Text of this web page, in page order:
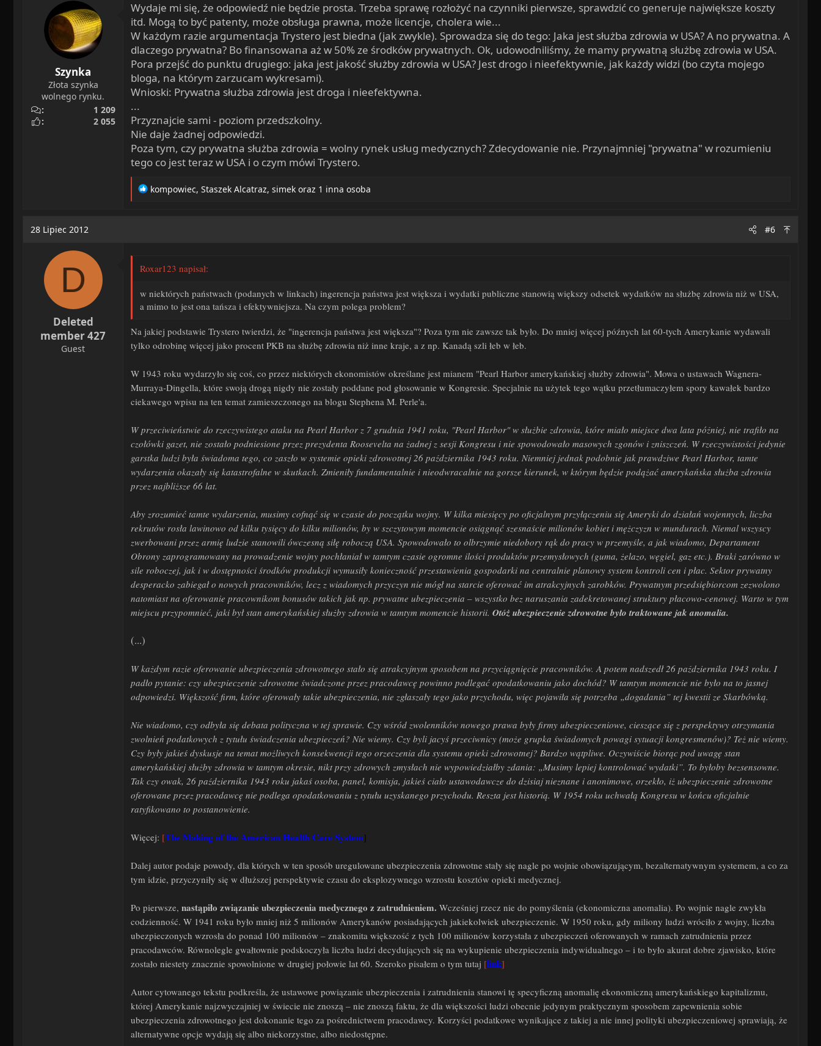
Szynka
Złota szynka
wolnego rynku.
1 209
2 055
Wydaje mi się, że odpowiedź nie będzie prosta. Trzeba sprawę rozłożyć na czynniki pierwsze, sprawdzić co generuje największe koszty
itd. Mogą to być patenty, może obsługa prawna, może licencje, cholera wie...
W każdym razie argumentacja Trystero jest biedna (jak zwykle). Sprowadza się do tego: Jaka jest służba zdrowia w USA? A no prywatna. A
dlaczego prywatna? Bo finansowana aż w 50% ze środków prywatnych. Ok, udowodniliśmy, że mamy prywatną służbę zdrowia w USA.
Pora przejść do punktu drugiego: jaka jest jakość służby zdrowia w USA? Jest drogo i nieefektywnie, jak każdy widzi (bo czyta mojego
bloga, na którym zarzucam wykresami).
Wnioski: Prywatna służba zdrowia jest droga i nieefektywna.
...
Przyznajcie sami - poziom przedszkolny.
Nie daje żadnej odpowiedzi.
Poza tym, czy prywatna służba zdrowia = wolny rynek usług medycznych? Zdecydowanie nie. Przynajmniej "prywatna" w rozumieniu
tego co jest teraz w USA i o czym mówi Trystero.
R
n
:
kompowiec, Staszek Alcatraz, simek oraz 1 inna osoba
28 Lipiec 2012 #6
D
Deleted
member 427
Guest
Roxar123 napisał:
w niektórych państwach (podanych w linkach) ingerencja państwa jest większa i wydatki publiczne stanowią większy odsetek wydatków na służbę zdrowia niż w USA,
a mimo to jest ona tańsza i efektywniejsza. Na czym polega problem?
Na jakiej podstawie Trystero twierdzi, że "ingerencja państwa jest większa"? Poza tym nie zawsze tak było. Do mniej więcej późnych lat 60-tych Amerykanie wydawali
tylko odrobinę więcej jako procent PKB na służbę zdrowia niż inne kraje, a z np. Kanadą szli łeb w łeb.
W 1943 roku wydarzyło się coś, co przez niektórych ekonomistów określane jest mianem "Pearl Harbor amerykańskiej służby zdrowia". Mowa o ustawach Wagnera-
Murraya-Dingella, które swoją drogą nigdy nie zostały poddane pod głosowanie w Kongresie. Specjalnie na użytek tego wątku przetłumaczyłem spory kawałek bardzo
ciekawego wpisu na ten temat zamieszczonego na blogu Stephena M. Perle'a.
W przeciwieństwie do rzeczywistego ataku na Pearl Harbor z 7 grudnia 1941 roku, "Pearl Harbor" w służbie zdrowia, które miało miejsce dwa lata później, nie trafiło na
czołówki gazet, nie zostało podniesione przez prezydenta Roosevelta na żadnej z sesji Kongresu i nie spowodowało masowych zgonów i zniszczeń. W rzeczywistości jedynie
garstka ludzi była świadoma tego, co zaszło w systemie opieki zdrowotnej 26 października 1943 roku. Niemniej jednak podobnie jak prawdziwe Pearl Harbor, tamte
wydarzenia okazały się katastrofalne w skutkach. Zmieniły fundamentalnie i nieodwracalnie na gorsze kierunek, w którym będzie podążać amerykańska służba zdrowia
przez najbliższe 66 lat.
Aby zrozumieć tamte wydarzenia, musimy cofnąć się w czasie do początku wojny. W kilka miesięcy po oficjalnym przyłączeniu się Ameryki do działań wojennych, liczba
rekrutów rosła lawinowo od kilku tysięcy do kilku milionów, by w szczytowym momencie osiągnąć szesnaście milionów kobiet i mężczyzn w mundurach. Niemal wszyscy
zwerbowani przez armię ludzie stanowili ówczesną siłę roboczą USA. Spowodowało to olbrzymie niedobory rąk do pracy w przemyśle, a jak wiadomo, Departament
Obrony zaprogramowany na prowadzenie wojny pochłaniał w tamtym czasie ogromne ilości produktów przemysłowych (guma, żelazo, węgiel, gaz etc.). Braki zarówno w
sile roboczej, jak i w dostępności środków produkcji wymusiły konieczność przestawienia gospodarki na centralnie planowy system kontroli cen i płac. Sektor prywatny
desperacko zabiegał o nowych pracowników, lecz z wiadomych przyczyn nie mógł na starcie oferować im atrakcyjnych zarobków. Prywatnym przedsiębiorcom zezwolono
natomiast na oferowanie pracownikom bonusów takich jak np. prywatne ubezpieczenia – wszystko bez naruszania zadekretowanej struktury płacowo-cenowej. Warto w tym
miejscu przypomnieć, jaki był stan amerykańskiej służby zdrowia w tamtym momencie historii. Otóż ubezpieczenie zdrowotne było traktowane jak anomalia.
(...)
W każdym razie oferowanie ubezpieczenia zdrowotnego stało się atrakcyjnym sposobem na przyciągnięcie pracowników. A potem nadszedł 26 października 1943 roku. I
padło pytanie: czy ubezpieczenie zdrowotne świadczone przez pracodawcę powinno podlegać opodatkowaniu jako dochód? W tamtym momencie nie było na to jasnej
odpowiedzi. Większość firm, które oferowały takie ubezpieczenia, nie zgłaszały tego jako przychodu, więc pojawiła się potrzeba „dogadania” tej kwestii ze Skarbówką.
Nie wiadomo, czy odbyła się debata polityczna w tej sprawie. Czy wśród zwolenników nowego prawa były firmy ubezpieczeniowe, cieszące się z perspektywy otrzymania
zwolnień podatkowych z tytułu świadczenia ubezpieczeń? Nie wiemy. Czy byli jacyś przeciwnicy (może grupka świadomych powagi sytuacji kongresmenów)? Też nie wiemy.
Czy były jakieś dyskusje na temat możliwych konsekwencji tego orzeczenia dla systemu opieki zdrowotnej? Bardzo wątpliwe. Oczywiście biorąc pod uwagę stan
amerykańskiej służby zdrowia w tamtym okresie, nikt przy zdrowych zmysłach nie wypowiedziałby zdania: „Musimy lepiej kontrolować wydatki”. To byłoby bezsensowne.
Tak czy owak, 26 października 1943 roku jakaś osoba, panel, komisja, jakieś ciało ustawodawcze do dzisiaj nieznane i anonimowe, orzekło, iż ubezpieczenie zdrowotne
oferowane przez pracodawcę nie podlega opodatkowaniu z tytułu uzyskanego przychodu. Reszta jest historią. W 1954 roku uchwałą Kongresu w końcu oficjalnie
ratyfikowano to postanowienie.
Więcej: [The Making of the American Health Care System]
Dalej autor podaje powody, dla których w ten sposób uregulowane ubezpieczenia zdrowotne stały się nagle po wojnie obowiązującym, bezalternatywnym systemem, a co za
tym idzie, przyczyniły się w dłuższej perspektywie czasu do eksplozywnego wzrostu kosztów opieki medycznej.
Po pierwsze, nastąpiło związanie ubezpieczenia medycznego z zatrudnieniem. Wcześniej rzecz nie do pomyślenia (ekonomiczna anomalia). Po wojnie nagle zwykła
codzienność. W 1941 roku było mniej niż 5 milionów Amerykanów posiadających jakiekolwiek ubezpieczenie. W 1950 roku, gdy miliony ludzi wróciło z wojny, liczba
ubezpieczonych wzrosła do ponad 100 milionów – znakomita większość z tych 100 milionów korzystała z ubezpieczeń oferowanych w ramach zatrudnienia przez
pracodawców. Równolegle gwałtownie podskoczyła liczba ludzi decydujących się na wykupienie ubezpieczenia indywidualnego – i to było akurat dobre zjawisko, które
zostało niestety znacznie spowolnione w drugiej połowie lat 60. Szeroko pisałem o tym tutaj [link]
Autor cytowanego tekstu podkreśla, że ustawowe powiązanie ubezpieczenia i zatrudnienia stanowi tę specyficzną anomalię ekonomiczną amerykańskiego kapitalizmu,
której Amerykanie najzwyczajniej w świecie nie znoszą – nie znoszą faktu, że dla większości ludzi obecnie jedynym praktycznym sposobem zapewnienia sobie
ubezpieczenia zdrowotnego jest dokonanie tego za pośrednictwem pracodawcy. Korzyści podatkowe wynikające z takiej a nie innej polityki ubezpieczeniowej sprawiają, że ​
alternatywne opcje wydają się albo niekorzystne, albo niedostępne.